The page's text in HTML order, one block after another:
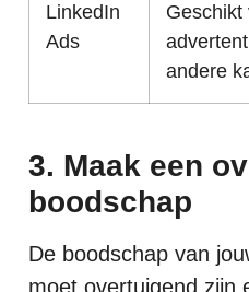
LinkedIn
Ads
Geschikt
andere
3. Maak een
boodschap
De boodschap van
moet overtuigend zijn